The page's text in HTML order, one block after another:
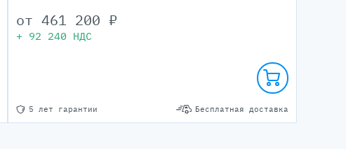
5 лет гарантии Бесплатная доставка
от 461 200 ₽
+ 92 240 НДС